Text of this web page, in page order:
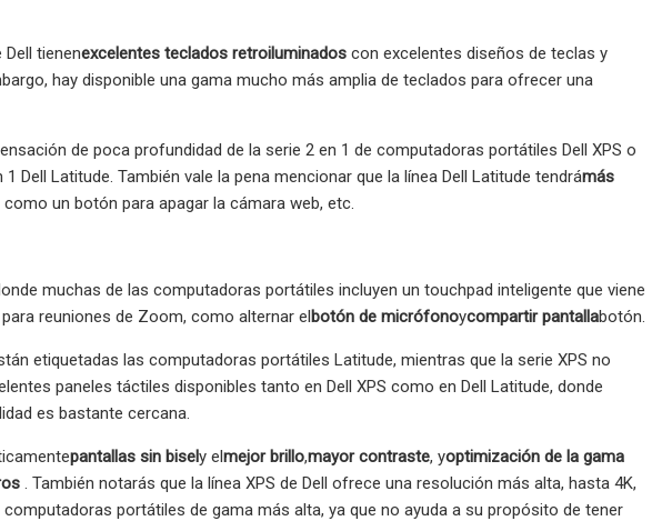
tienenexcelentes teclados retroiluminados con excelentes diseños de teclas y
hay disponible una gama mucho más amplia de teclados para ofrecer una
de poca profundidad de la serie 2 en 1 de computadoras portátiles Dell XPS o
Latitude. También vale la pena mencionar que la línea Dell Latitude tendrámás
un botón para apagar la cámara web, etc.
muchas de las computadoras portátiles incluyen un touchpad inteligente que viene
reuniones de Zoom, como alternar elbotón de micrófonoycompartir pantallabotón.
etiquetadas las computadoras portátiles Latitude, mientras que la serie XPS no
paneles táctiles disponibles tanto en Dell XPS como en Dell Latitude, donde
es bastante cercana.
pantallas sin bisely elmejor brillo,mayor contraste, yoptimización de la gama
. También notarás que la línea XPS de Dell ofrece una resolución más alta, hasta 4K,
portátiles de gama más alta, ya que no ayuda a su propósito de tener